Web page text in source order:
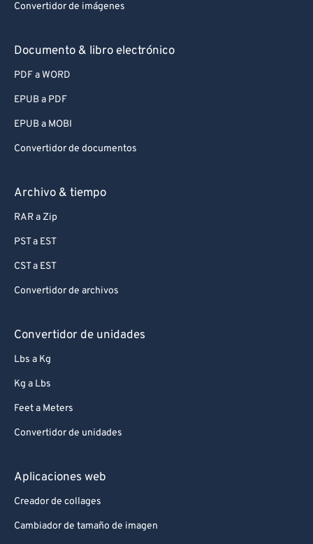
Convertidor de imágenes
Documento & libro electrónico
PDF a WORD
EPUB a PDF
EPUB a MOBI
Convertidor de documentos
Archivo & tiempo
RAR a Zip
PST a EST
CST a EST
Convertidor de archivos
Convertidor de unidades
Lbs a Kg
Kg a Lbs
Feet a Meters
Convertidor de unidades
Aplicaciones web
Creador de collages
Cambiador de tamaño de imagen